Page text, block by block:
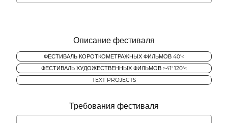
Описание фестиваля
ФЕСТИВАЛЬ КОРОТКОМЕТРАЖНЫХ ФИЛЬМОВ 40'<
ФЕСТИВАЛЬ ХУДОЖЕСТВЕННЫХ ФИЛЬМОВ >41' 120'<
TEXT PROJECTS
Требования фестиваля